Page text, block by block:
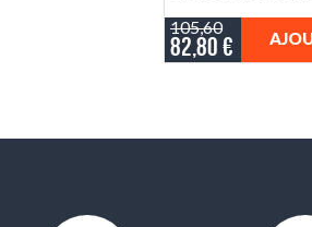
(LOMBARDINI
2670/3)
105,60
82,80 €